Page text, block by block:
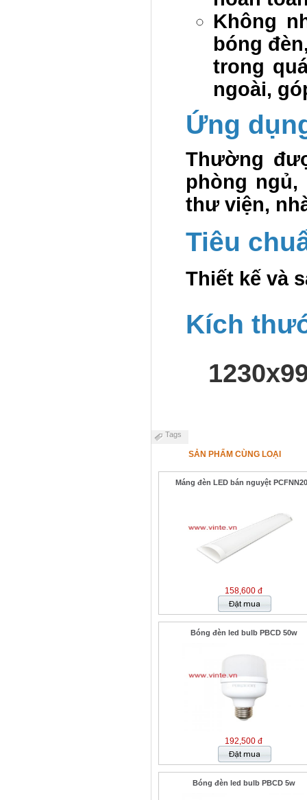
Không
bóng
trong
ngoài,
Ứng
Thường
phòng
thư viện,
Tiêu
Thiết kế và
Kích
Tags
SẢN PHẨM CÙNG LOẠI
Máng đèn LED bán nguyệt
158,600 đ
Bóng đèn led bulb PBCD 50w
192,500 đ
Bóng đèn led bulb PBCD 5w